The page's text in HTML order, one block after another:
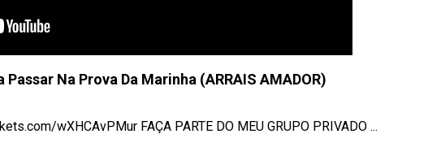
Na Prova Da Marinha (ARRAIS AMADOR)
wXHCAvPMur FAÇA PARTE DO MEU GRUPO PRIVADO ...